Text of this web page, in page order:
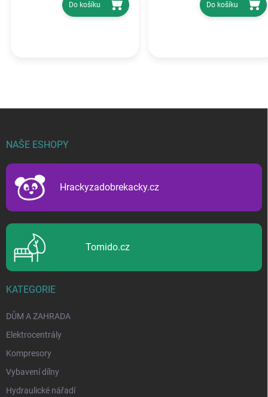
Do košíku Do košíku
NAŠE ESHOPY
Hrackyzadobrekacky.cz
Tomido.cz
KATEGORIE
DŮM A ZAHRADA
Elektrocentrály
Kompresory
Vybavení dílny
Hydraulické nářadí